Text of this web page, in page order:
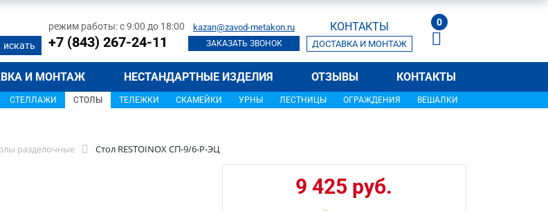
режим работы: с 9:00 до 18:00
+7 (843) 267-24-11
kazan@zavod-metakon.ru
ЗАКАЗАТЬ ЗВОНОК
КОНТАКТЫ
ДОСТАВКА И МОНТАЖ
0
И МОНТАЖ НЕСТАНДАРТНЫЕ ИЗДЕЛИЯ ОТЗЫВЫ КОНТАКТЫ
СТЕЛЛАЖИ СТОЛЫ ТЕЛЕЖКИ СКАМЕЙКИ УРНЫ ЛЕСТНИЦЫ ОГРАЖДЕНИЯ ВЕШАЛКИ
разделочные Стол RESTOINOX СП-9/6-Р-ЭЦ
9 425 руб.